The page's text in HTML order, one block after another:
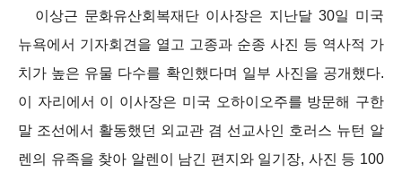
이상근 문화유산회복재단 이사장은 지난달 30일 미국
뉴욕에서 기자회견을 열고 고종과 순종 사진 등 역사적 가
치가 높은 유물 다수를 확인했다며 일부 사진을 공개했다.
이 자리에서 이 이사장은 미국 오하이오주를 방문해 구한
말 조선에서 활동했던 외교관 겸 선교사인 호러스 뉴턴 알
렌의 유족을 찾아 알렌이 남긴 편지와 일기장, 사진 등 100